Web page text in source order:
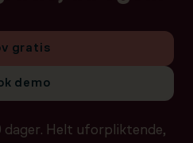
gratis
demo
Helt uforpliktende,